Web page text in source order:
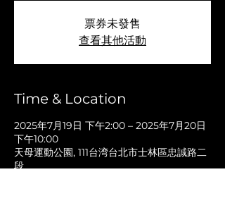
票券未發售
查看其他活動
Time & Location
2025年7月19日 下午2:00 – 2025年7月20日
下午10:00
天母運動公園, 111台湾台北市士林區忠誠路二
段